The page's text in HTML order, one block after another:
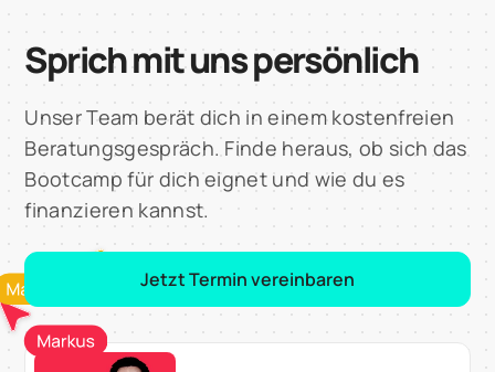
Sprich mit uns persönlich
Unser Team berät dich in einem kostenfreien
Beratungsgespräch. Finde heraus, ob sich das
Bootcamp für dich eignet und wie du es
finanzieren kannst.
Jetzt Termin vereinbaren